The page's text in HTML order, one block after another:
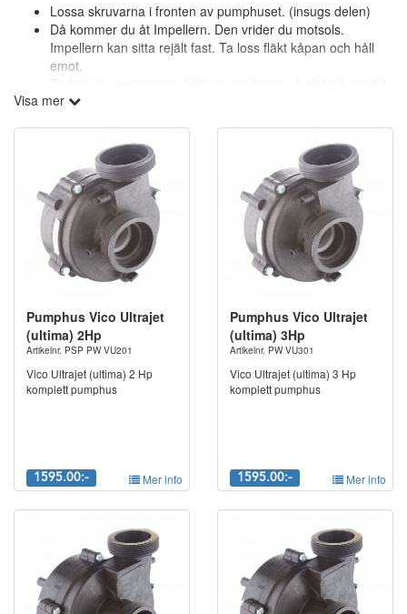
Lossa skruvarna i fronten av pumphuset. (insugs delen)
Då kommer du åt Impellern. Den vrider du motsols.
Impellern kan sitta rejält fast. Ta loss fläkt kåpan och håll
emot.
Ta loss skruvarna som håller pumphuset på plats. I regel 4
skruvar.
på baksidan av pumphuset. Se extra bild.
När du monterar det nya Pumphuset snurra hela pumphuset på
axeln medsols. Se till att det inte blir ett glapp mellan de 4a benen
mot el-motorn
Frågor?
Har du frågor går det givetvis bra att kontakta vårt team. Bäst är
återkoppling.info@spapartsnordic.se Alternativt 0910-13013
Visa mer
Pumphus Vico Ultrajet
(ultima) 2Hp
Artikelnr. PSP PW VU201
Vico Ultrajet (ultima) 2 Hp
komplett pumphus
1595.00:- Mer info
Pumphus Vico Ultrajet
(ultima) 3Hp
Artikelnr. PW VU301
Vico Ultrajet (ultima) 3 Hp
komplett pumphus
1595.00:- Mer info